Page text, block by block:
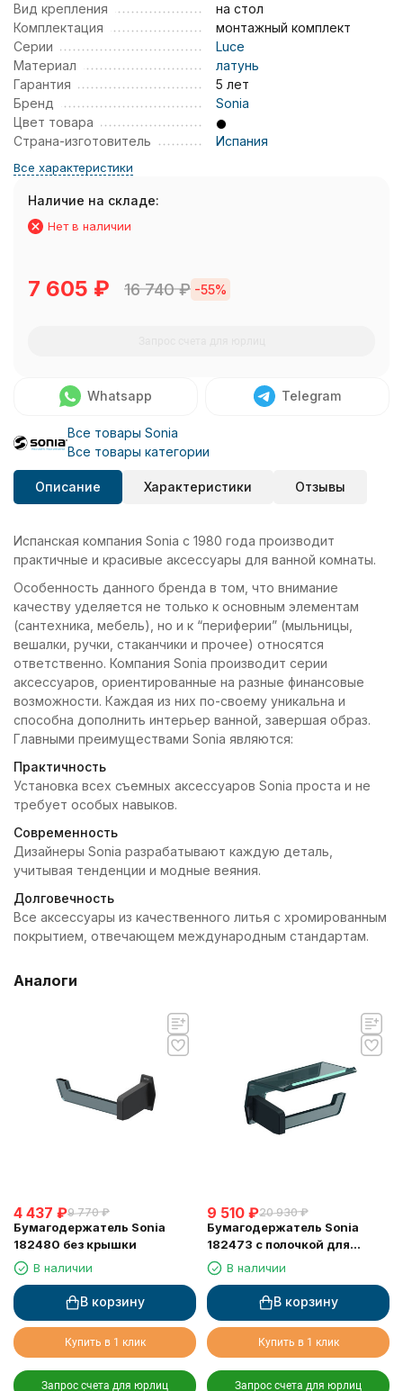
Вид крепления
на стол
Комплектация
монтажный комплект
Серии
Luce
Материал
латунь
Гарантия
5 лет
Бренд
Sonia
Цвет товара
Страна-изготовитель
Испания
Все характеристики
Наличие на складе:
Нет в наличии
7 605 ₽ 16 740₽ -55%
Whatsapp Telegram
Все товары Sonia
Все товары категории
Описание Характеристики Отзывы
Испанская компания Sonia с 1980 года производит
практичные и красивые аксессуары для ванной комнаты.
Особенность данного бренда в том, что внимание
качеству уделяется не только к основным элементам
(сантехника, мебель), но и к “периферии” (мыльницы,
вешалки, ручки, стаканчики и прочее) относятся
ответственно. Компания Sonia производит серии
аксессуаров, ориентированные на разные финансовые
возможности. Каждая из них по-своему уникальна и
способна дополнить интерьер ванной, завершая образ.
Главными преимуществами Sonia являются:
Практичность
Установка всех съемных аксессуаров Sonia проста и не
требует особых навыков.
Современность
Дизайнеры Sonia разрабатывают каждую деталь,
учитывая тенденции и модные веяния.
Долговечность
Все аксессуары из качественного литья с хромированным
покрытием, отвечающем международным стандартам.
Аналоги
4 437 ₽9 770 ₽
Бумагодержатель Sonia
182480 без крышки
В наличии
В корзину
Купить в 1 клик
Запрос счета для юрлиц
9 510 ₽20 930 ₽
Бумагодержатель Sonia
182473 с полочкой для
мобильного
В наличии
В корзину
Купить в 1 клик
Запрос счета для юрлиц